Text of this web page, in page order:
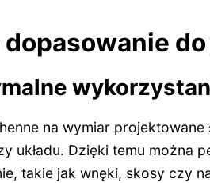
dopasowanie
na wymiar
układu. Dzięki temu można
takie jak wnęki, skosy czy